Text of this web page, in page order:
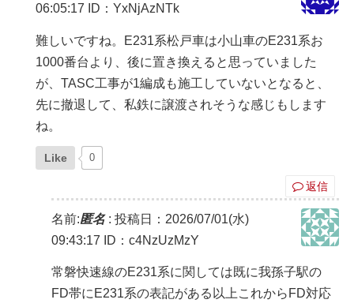
06:05:17
ID：YxNjAzNTk
難しいですね。E231系松戸車は小山車のE231系お
1000番台より、後に置き換えると思っていました
が、TASC工事が1編成も施工していないとなると、
先に撤退して、私鉄に譲渡されそうな感じもします
ね。
Like 0
返信
名前:匿名: 投稿日：2026/07/01(水)
09:43:17
ID：c4NzUzMzY
常磐快速線のE231系に関しては既に我孫子駅の
FD帯にE231系の表記がある以上これからFD対応